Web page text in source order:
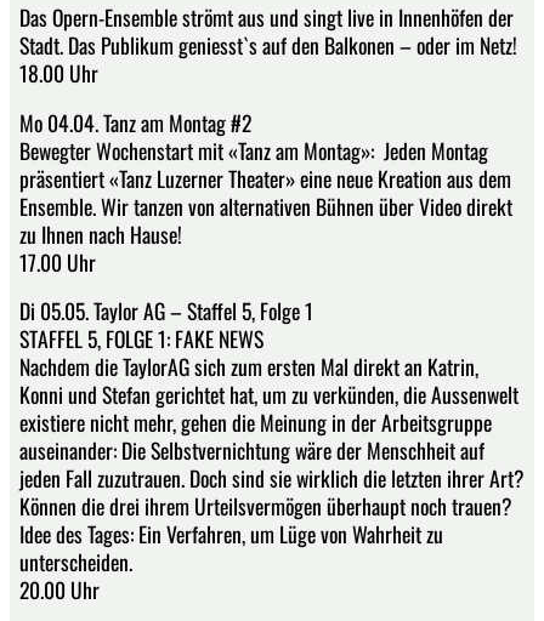
Das Opern-Ensemble strömt aus und singt live in Innenhöfen der
Stadt. Das Publikum geniesst`s auf den Balkonen – oder im Netz!
18.00 Uhr
Mo 04.04. Tanz am Montag #2
Bewegter Wochenstart mit «Tanz am Montag»:​ Jeden Montag
präsentiert «Tanz Luzerner Theater» eine neue Kreation aus dem
Ensemble. Wir tanzen von alternativen Bühnen über Video direkt
zu Ihnen nach Hause!
17.00 Uhr
Di 05.05. Taylor AG – Staffel 5, Folge 1
STAFFEL 5, FOLGE 1: FAKE NEWS
Nachdem die TaylorAG sich zum ersten Mal direkt an Katrin,
Konni und Stefan gerichtet hat, um zu verkünden, die Aussenwelt
existiere nicht mehr, gehen die Meinung in der Arbeitsgruppe
auseinander: Die Selbstvernichtung wäre der Menschheit auf
jeden Fall zuzutrauen. Doch sind sie wirklich die letzten ihrer Art?
Können die drei ihrem Urteilsvermögen überhaupt noch trauen?
Idee des Tages: Ein Verfahren, um Lüge von Wahrheit zu
unterscheiden.
20.00 Uhr